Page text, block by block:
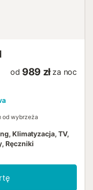
od 989 zł za noc
od wybrzeża
Klimatyzacja, TV,
Ręczniki